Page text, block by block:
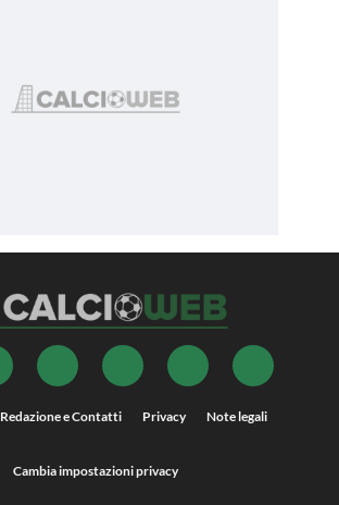
Redazione e Contatti Privacy Note legali
Cambia impostazioni privacy